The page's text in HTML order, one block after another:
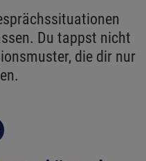
Du tappst nicht
die dir nur